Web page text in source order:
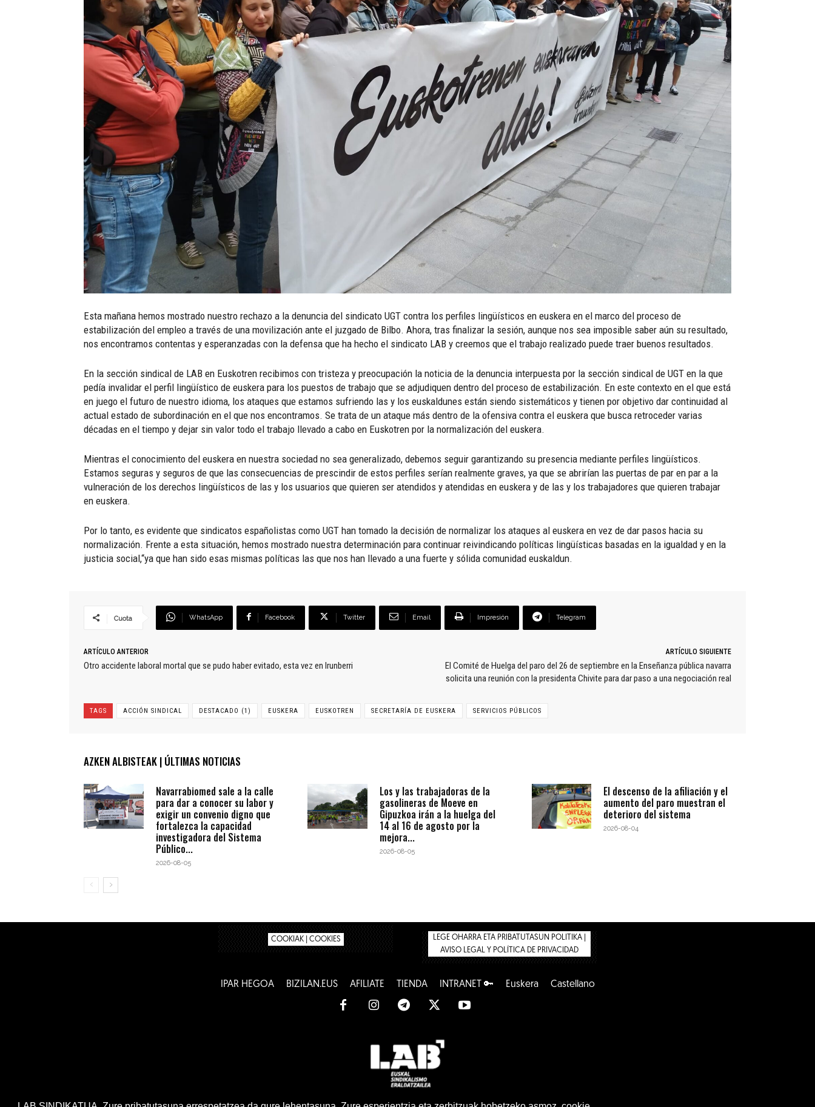
Esta mañana hemos mostrado nuestro rechazo a la denuncia del sindicato UGT contra los perfiles lingüísticos en euskera en el marco del proceso de
estabilización del empleo a través de una movilización ante el juzgado de Bilbo. Ahora, tras finalizar la sesión, aunque nos sea imposible saber aún su resultado,
nos encontramos contentas y esperanzadas con la defensa que ha hecho el sindicato LAB y creemos que el trabajo realizado puede traer buenos resultados.
En la sección sindical de LAB en Euskotren recibimos con tristeza y preocupación la noticia de la denuncia interpuesta por la sección sindical de UGT en la que
pedía invalidar el perfil lingüístico de euskera para los puestos de trabajo que se adjudiquen dentro del proceso de estabilización. En este contexto en el que está
en juego el futuro de nuestro idioma, los ataques que estamos sufriendo las y los euskaldunes están siendo sistemáticos y tienen por objetivo dar continuidad al
actual estado de subordinación en el que nos encontramos. Se trata de un ataque más dentro de la ofensiva contra el euskera que busca retroceder varias
décadas en el tiempo y dejar sin valor todo el trabajo llevado a cabo en Euskotren por la normalización del euskera.
Mientras el conocimiento del euskera en nuestra sociedad no sea generalizado, debemos seguir garantizando su presencia mediante perfiles lingüísticos.
Estamos seguras y seguros de que las consecuencias de prescindir de estos perfiles serían realmente graves, ya que se abrirían las puertas de par en par a la
vulneración de los derechos lingüísticos de las y los usuarios que quieren ser atendidos y atendidas en euskera y de las y los trabajadores que quieren trabajar
en euskera.
Por lo tanto, es evidente que sindicatos españolistas como UGT han tomado la decisión de normalizar los ataques al euskera en vez de dar pasos hacia su
normalización. Frente a esta situación, hemos mostrado nuestra determinación para continuar reivindicando políticas lingüísticas basadas en la igualdad y en la
justicia social,“ya que han sido esas mismas políticas las que nos han llevado a una fuerte y sólida comunidad euskaldun.
Cuota WhatsApp Facebook Twitter Email Impresión Telegram
ARTÍCULO ANTERIOR
Otro accidente laboral mortal que se pudo haber evitado, esta vez en Irunberri
ARTÍCULO SIGUIENTE
El Comité de Huelga del paro del 26 de septiembre en la Enseñanza pública navarra
solicita una reunión con la presidenta Chivite para dar paso a una negociación real
TAGS ACCIÓN SINDICAL DESTACADO (1) EUSKERA EUSKOTREN SECRETARÍA DE EUSKERA SERVICIOS PÚBLICOS
AZKEN ALBISTEAK | ÚLTIMAS NOTICIAS
Navarrabiomed sale a la calle
para dar a conocer su labor y
exigir un convenio digno que
fortalezca la capacidad
investigadora del Sistema
Público...
2026-08-05
Los y las trabajadoras de la
gasolineras de Moeve en
Gipuzkoa irán a la huelga del
14 al 16 de agosto por la
mejora...
2026-08-05
El descenso de la afiliación y el
aumento del paro muestran el
deterioro del sistema
2026-08-04
COOKIAK | COOKIES
LEGE OHARRA ETA PRIBATUTASUN POLITIKA |
AVISO LEGAL Y POLÍTICA DE PRIVACIDAD
IPAR HEGOA BIZILAN.EUS AFÍLIATE TIENDA INTRANET 🔑 Euskera Castellano
www.lab.eus